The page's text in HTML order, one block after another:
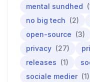
mental sundhed
no big tech (2)
open-source (3)
privacy (27)
releases (1)
sociale medier (1)